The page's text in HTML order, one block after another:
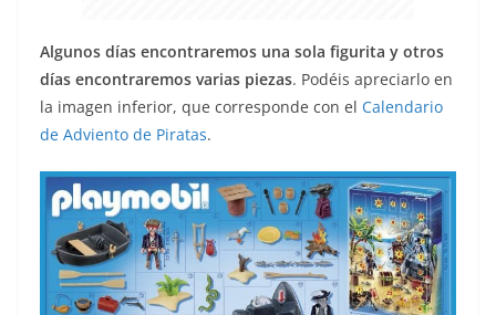
Algunos días encontraremos una sola figurita y otros
días encontraremos varias piezas. Podéis apreciarlo en
la imagen inferior, que corresponde con el Calendario
de Adviento de Piratas.